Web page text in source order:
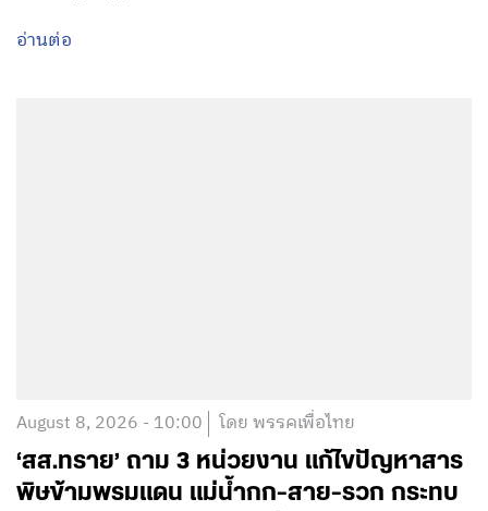
อ่านต่อ
August 8, 2026 - 10:00 โดย พรรคเพื่อไทย
‘สส.ทราย’ ถาม 3 หน่วยงาน แก้ไขปัญหาสาร
พิษข้ามพรมแดน แม่น้ำกก-สาย-รวก กระทบ